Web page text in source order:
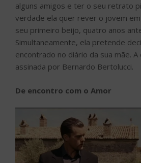
alguns amigos e ter o seu retrato
verdade ela quer rever o jovem
seu primeiro beijo, quatro anos
Simultaneamente, ela pretende
encontrado no diário da sua mãe.
assinada por Bernardo Bertolucci.
De encontro com o Amor